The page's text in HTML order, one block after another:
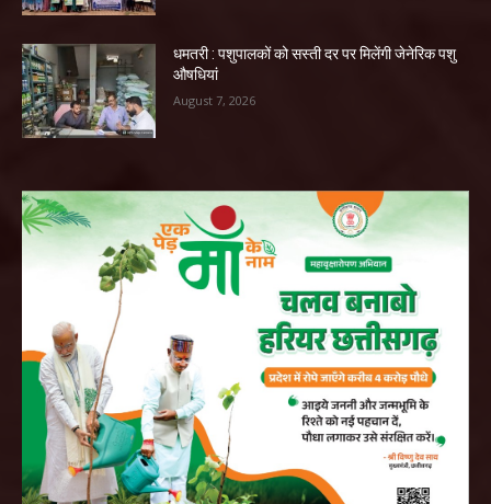
धमतरी : पशुपालकों को सस्ती दर पर मिलेंगी जेनेरिक पशु
औषधियां
August 7, 2026